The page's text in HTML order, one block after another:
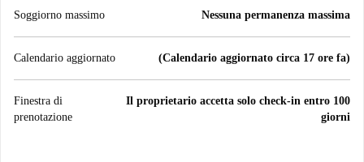
Soggiorno massimo Nessuna permanenza massima
Calendario aggiornato (Calendario aggiornato circa 17 ore fa)
Finestra di
prenotazione
Il proprietario accetta solo check-in entro 100
giorni